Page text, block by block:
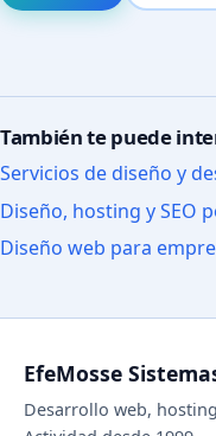
También te puede
Servicios de diseño y
Diseño, hosting y SEO
Diseño web para
EfeMosse
Desarrollo web,